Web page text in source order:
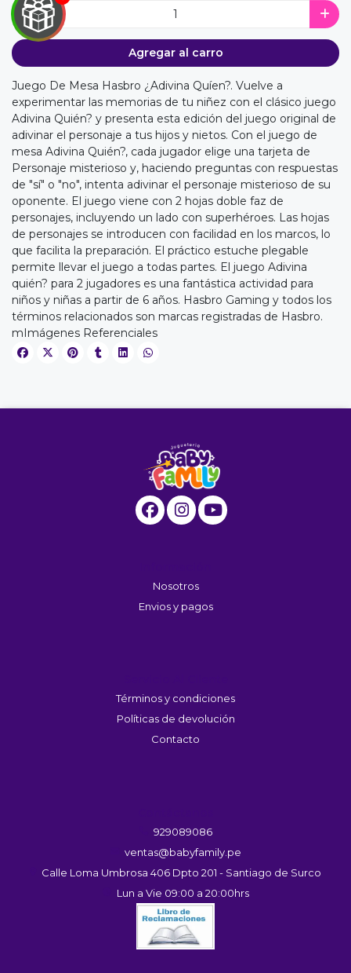
correo y
por
JUGAR
Agregar al carro
Juego De Mesa Hasbro ¿Adivina Quíen?. Vuelve a
experimentar las memorias de tu niñez con el clásico juego
Adivina Quién? y presenta esta edición del juego original de
adivinar el personaje a tus hijos y nietos. Con el juego de
mesa Adivina Quién?, cada jugador elige una tarjeta de
Personaje misterioso y, haciendo preguntas con respuestas
de "sí" o "no", intenta adivinar el personaje misterioso de su
oponente. El juego viene con 2 hojas doble faz de
personajes, incluyendo un lado con superhéroes. Las hojas
de personajes se introducen con facilidad en los marcos, lo
que facilita la preparación. El práctico estuche plegable
permite llevar el juego a todas partes. El juego Adivina
quién? para 2 jugadores es una fantástica actividad para
niños y niñas a partir de 6 años. Hasbro Gaming y todos los
términos relacionados son marcas registradas de Hasbro.
mImágenes Referenciales
Nosotros
Envios y pagos
Términos y condiciones
Políticas de devolución
Contacto
929089086
ventas@babyfamily.pe
Calle Loma Umbrosa 406 Dpto 201 - Santiago de Surco
Lun a Vie 09:00 a 20:00hrs